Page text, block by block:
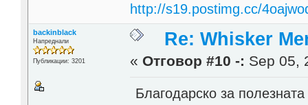
http://s19.postimg.cc/
backinblack
Напреднали
Публикации: 3201
Re: Whisker
« Отговор #10 -: Sep 05,
Благодарско за